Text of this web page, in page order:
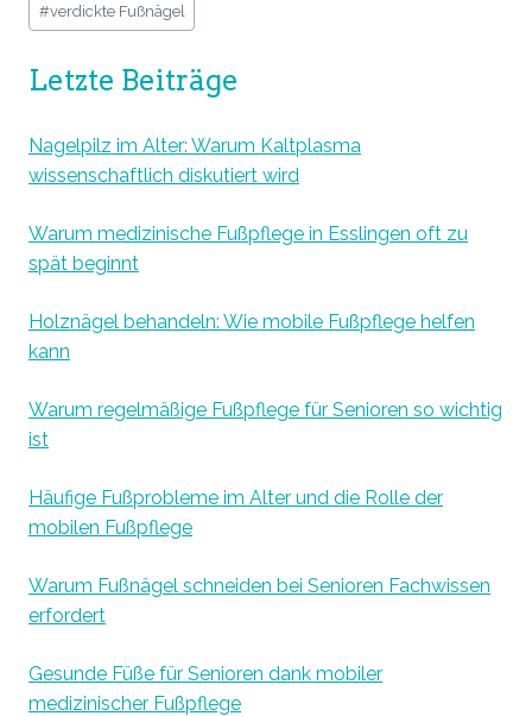
#verdickte Fußnägel
Letzte Beiträge
Nagelpilz im Alter: Warum Kaltplasma
wissenschaftlich diskutiert wird
Warum medizinische Fußpflege in Esslingen oft zu
spät beginnt
Holznägel behandeln: Wie mobile Fußpflege helfen
kann
Warum regelmäßige Fußpflege für Senioren so wichtig
ist
Häufige Fußprobleme im Alter und die Rolle der
mobilen Fußpflege
Warum Fußnägel schneiden bei Senioren Fachwissen
erfordert
Gesunde Füße für Senioren dank mobiler
medizinischer Fußpflege